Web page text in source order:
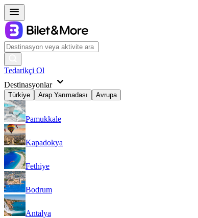
Tedarikçi Ol
Destinasyonlar
Türkiye Arap Yarımadası Avrupa
Pamukkale
Kapadokya
Fethiye
Bodrum
Antalya